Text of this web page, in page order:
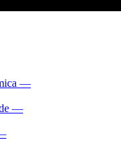
—
—